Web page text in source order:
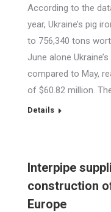
According to the
year, Ukraine’s pig
to 756,340 tons
June alone
compared to May,
of $60.82 million.
Details
Interpipe
construction
Europe